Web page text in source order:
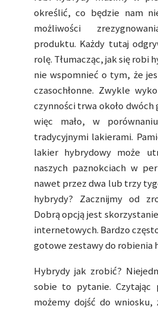
określić, co będzie nam
możliwości
produktu. Każdy tutaj
rolę. Tłumacząc, jak się robi
nie wspomnieć o tym, że
czasochłonne. Zwykle
czynności trwa około
więc mało, w
tradycyjnymi lakierami.
lakier hybrydowy może
naszych paznokciach w
nawet przez dwa lub trzy
hybrydy? Zacznijmy od
Dobrą opcją jest
internetowych. Bardzo
gotowe zestawy do robienia
Hybrydy jak zrobić?
sobie to pytanie. Czytając
możemy dojść do